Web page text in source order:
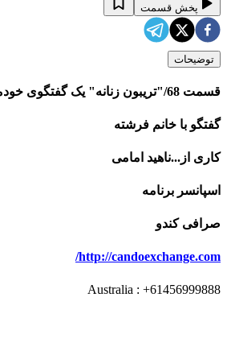
پخش قسمت
توضیحات
قسمت 68/"تریبون زنانه" یک گفتگوی خودمانی،برنامه ای از رادیو نشاط استرالیا با اجرای خود شما خانم ها
گفتگو با خانم فرشته
کاری از...ناهید امامی
اسپانسر برنامه
صرافی کندو
http://candoexchange.com/
Australia : +61456999888